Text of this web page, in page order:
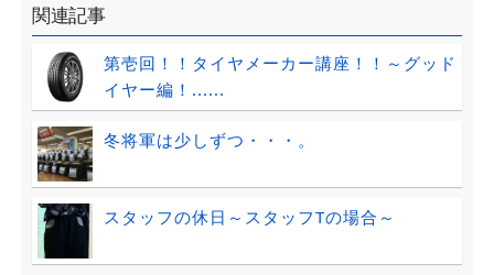
関連記事
第壱回！！タイヤメーカー講座！！～グッド
イヤー編！......
冬将軍は少しずつ・・・。
スタッフの休日～スタッフTの場合～